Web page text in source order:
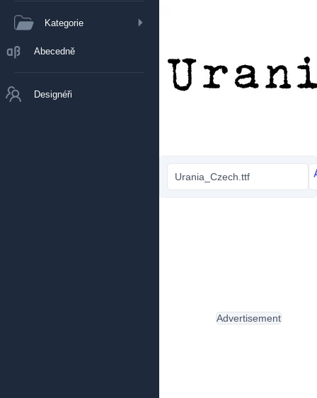
Kategorie
Abecedně
Designéři
Urania_Czech.ttf
Advertisement